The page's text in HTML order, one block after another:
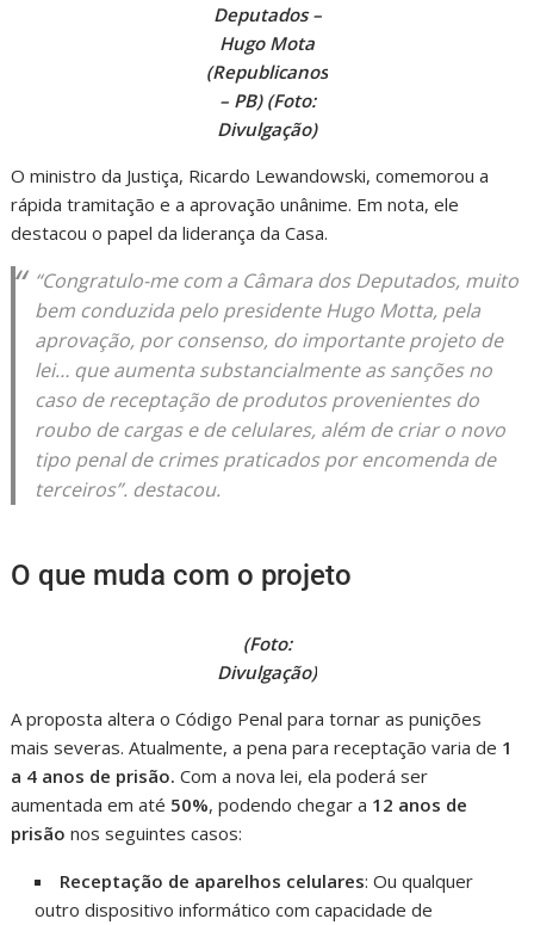
Deputados –
Hugo Mota
(Republicanos
– PB) (Foto:
Divulgação)
O ministro da Justiça, Ricardo Lewandowski, comemorou a
rápida tramitação e a aprovação unânime. Em nota, ele
destacou o papel da liderança da Casa.
“Congratulo-me com a Câmara dos Deputados, muito
bem conduzida pelo presidente Hugo Motta, pela
aprovação, por consenso, do importante projeto de
lei… que aumenta substancialmente as sanções no
caso de receptação de produtos provenientes do
roubo de cargas e de celulares, além de criar o novo
tipo penal de crimes praticados por encomenda de
terceiros”. destacou.
O que muda com o projeto
(Foto:
Divulgação)
A proposta altera o Código Penal para tornar as punições
mais severas. Atualmente, a pena para receptação varia de 1
a 4 anos de prisão.Com a nova lei, ela poderá ser
aumentada em até 50%, podendo chegar a 12 anos de
prisão nos seguintes casos:
Receptação de aparelhos celulares: Ou qualquer
outro dispositivo informático com capacidade de